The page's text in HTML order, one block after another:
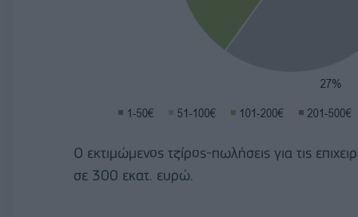
Ο εκτιμώμενος τζίρος-πωλήσεις για τις
σε 300 εκατ. ευρώ.